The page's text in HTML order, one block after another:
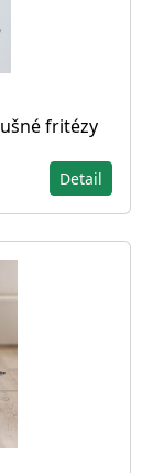
fritézy
Detail